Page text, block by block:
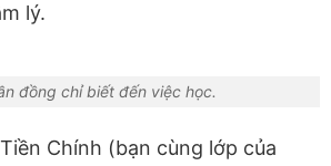
lý.
đồng chỉ biết đến việc học.
Chính (bạn cùng lớp của